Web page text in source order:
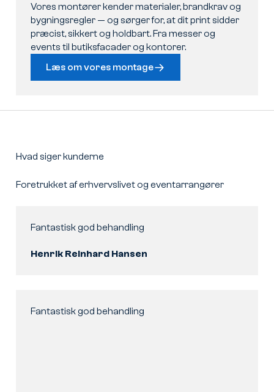
Vores montører kender materialer, brandkrav og
bygningsregler — og sørger for, at dit print sidder
præcist, sikkert og holdbart. Fra messer og
events til butiksfacader og kontorer.
Læs om vores montage
Hvad siger kunderne
Foretrukket af erhvervslivet og eventarrangører
Fantastisk god behandling
Henrik Reinhard Hansen
Fantastisk god behandling